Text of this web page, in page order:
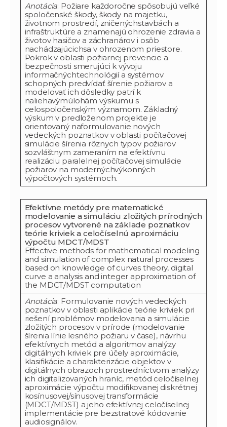
Anotácia: Požiare každoročne spôsobujú veľké
spoločenské škody, škody na majetku,
životnom prostredí, zničenýchstavbách a
infraštruktúre a znamenajú ohrozenie zdravia a
životov hasičov a záchranárov i osôb
nachádzajúcichsa v ohrozenom priestore.
Pokrok v oblasti požiarnej prevencie a
bezpečnosti smerujúci k vývoju
informačnýchtechnológií a systémov
schopných predvídať šírenie požiarov a
modelovať ich dôsledky patrí k
naliehavýmúlohám výskumu s
celospoločenským významom. Základný
výskum v predloženom projekte je
orientovaný naformulovanie nových
vedeckých poznatkov v oblasti počítačovej
simulácie šírenia rôznych typov požiarov
sozvláštnym zameraním na efektívnu
realizáciu paralelnej počítačovej simulácie
požiarov na modernýchvýkonných
výpočtových systémoch.
Efektívne metódy pre matematické
modelovanie a simuláciu zložitých prírodných
procesov vytvorené na základe poznatkov
teórie kriviek a celočíselnú aproximáciu
výpočtu MDCT/MDST
Effective methods for mathematical modeling
and simulation of complex natural processes
based on knowledge of curves theory, digital
curve a analysis and integer approximation of
the MDCT/MDST computation
Anotácia: Formulovanie nových vedeckých
poznatkov v oblasti aplikácie teórie kriviek pri
riešení problémov modelovania a simulácie
zložitých procesov v prírode (modelovanie
šírenia línie lesného požiaru v čase), návrhu
efektívnych metód a algoritmov analýzy
digitálnych kriviek pre účely aproximácie,
klasifikácie a charakterizácie objektov v
digitálnych obrazoch prostredníctvom analýzy
ich digitalizovaných hraníc, metód celočíselnej
aproximácie výpočtu modifikovanej diskrétnej
kosínusovej/sínusovej transformácie
(MDCT/MDST) a jeho efektívnej celočíselnej
implementácie pre bezstratové kódovanie
audiosignálov.